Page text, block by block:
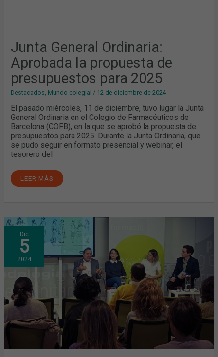
Junta General Ordinaria:
Aprobada la propuesta de
presupuestos para 2025
Destacados, Mundo colegial / 12 de diciembre de 2024
El pasado miércoles, 11 de diciembre, tuvo lugar la Junta
General Ordinaria en el Colegio de Farmacéuticos de
Barcelona (COFB), en la que se aprobó la propuesta de
presupuestos para 2025. Durante la Junta Ordinaria, que
se pudo seguir en formato presencial y webinar, el
tesorero del
LEER MÁS
Dic
5
2024
EL
SEGUIMIENTO
FARMACOTERAPÉUTICO
DE
PSICOFÁRMACOS,
CLAVE
PARA
DESDE
FARMACIA
COMUNITARIA
EL
SUICIDIO